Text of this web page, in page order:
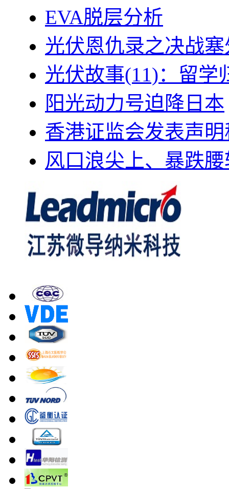
EVA脱层分析
光伏恩仇录之决战
光伏故事(11)：留学
阳光动力号迫降日本
香港证监会发表声
风口浪尖上、暴跌